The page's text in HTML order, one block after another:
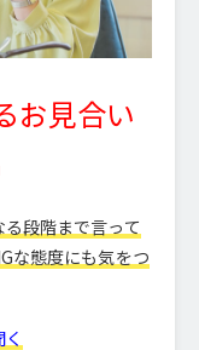
お見合い
段階まで言って
な態度にも気をつ